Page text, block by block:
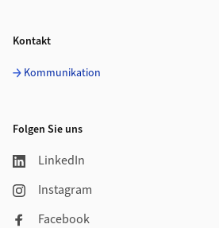
Kontakt
Kommunikation
Folgen Sie uns
LinkedIn
Instagram
Facebook